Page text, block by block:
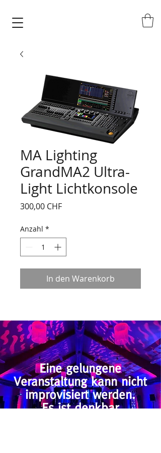
MA Lighting
GrandMA2 Ultra-
Light Lichtkonsole
300,00 CHFPreis
Anzahl *
In den Warenkorb
Eine gelungene
Veranstaltung kann nicht
improvisiert werden.
Es ist denkbar